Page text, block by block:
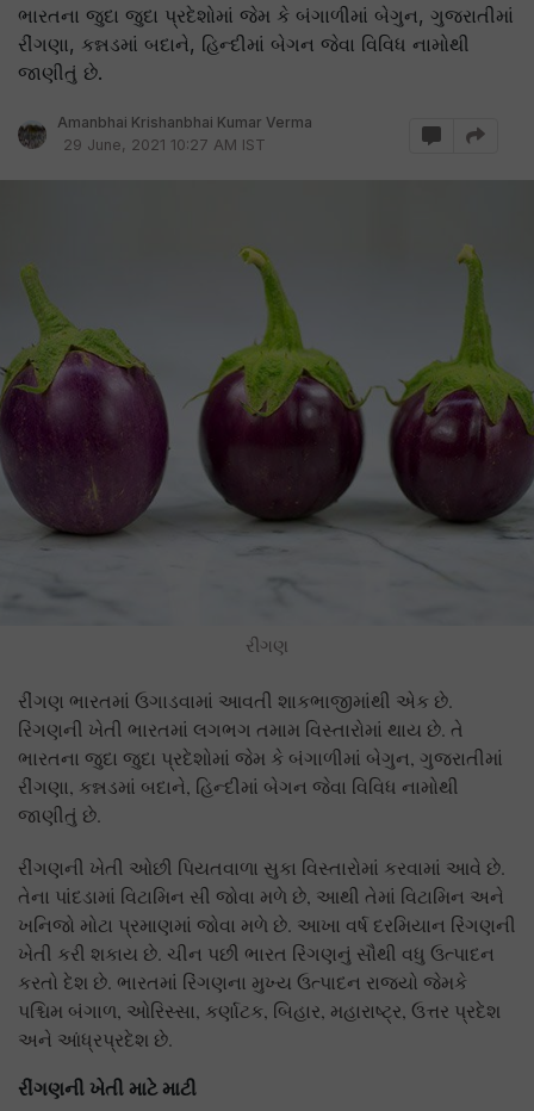
ભારતના જુદા જુદા પ્રદેશોમાં જેમ કે બંગાળીમાં બેગુન, ગુજરાતીમાં
રીંગણા, કન્નડમાં બદાને, હિન્દીમાં બેગન જેવા વિવિધ નામોથી
જાણીતું છે.
Amanbhai Krishanbhai Kumar Verma
29 June, 2021 10:27 AM IST
રીંગણ
રીંગણ ભારતમાં ઉગાડવામાં આવતી શાકભાજીમાંથી એક છે.
રિંગણની ખેતી ભારતમાં લગભગ તમામ વિસ્તારોમાં થાય છે. તે
ભારતના જુદા જુદા પ્રદેશોમાં જેમ કે બંગાળીમાં બેગુન, ગુજરાતીમાં
રીંગણા, કન્નડમાં બદાને, હિન્દીમાં બેગન જેવા વિવિધ નામોથી
જાણીતું છે.
રીંગણની ખેતી ઓછી પિયતવાળા સુકા વિસ્તારોમાં કરવામાં આવે છે.
તેના પાંદડામાં વિટામિન સી જોવા મળે છે, આથી તેમાં વિટામિન અને
ખનિજો મોટા પ્રમાણમાં જોવા મળે છે. આખા વર્ષ દરમિયાન રિંગણની
ખેતી કરી શકાય છે. ચીન પછી ભારત રિંગણનું સૌથી વધુ ઉત્પાદન
કરતો દેશ છે. ભારતમાં રિંગણના મુખ્ય ઉત્પાદન રાજ્યો જેમકે
પશ્ચિમ બંગાળ, ઓરિસ્સા, કર્ણાટક, બિહાર, મહારાષ્ટ્ર, ઉત્તર પ્રદેશ
અને આંધ્રપ્રદેશ છે.
રીંગણની ખેતી માટે માટી